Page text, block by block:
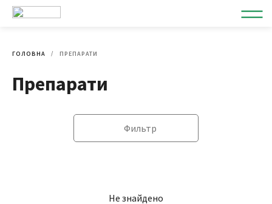
ГОЛОВНА ПРЕПАРАТИ
Препарати
Фильтр
Не знайдено